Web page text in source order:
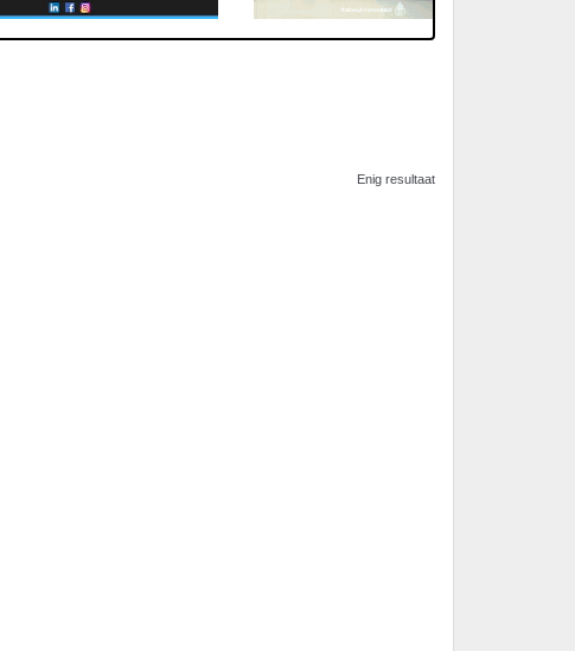
Enig resultaat